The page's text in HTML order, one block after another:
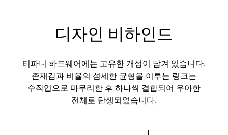
디자인 비하인드
티파니 하드웨어에는 고유한 개성이 담겨 있습니다.
존재감과 비율의 섬세한 균형을 이루는 링크는
수작업으로 마무리한 후 하나씩 결합되어 우아한
전체로 탄생되었습니다.